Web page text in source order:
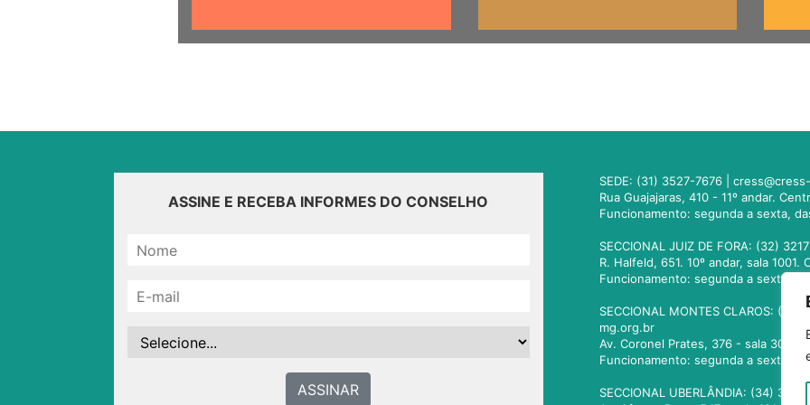
ASSINE E RECEBA INFORMES DO CONSELHO
ASSINAR
SEDE: (31) 3527-7676 |
Rua Guajajaras, 410 - 11º andar.
Funcionamento: segunda a sexta,
SECCIONAL JUIZ DE FORA: (32)
R. Halfeld, 651. 10º andar, sala
Funcionamento: segunda a sexta,
SECCIONAL MONTES CLAROS:
mg.org.br
Av. Coronel Prates, 376 - sala 301.
Funcionamento: segunda a sexta,
SECCIONAL UBERLÂNDIA: (34)